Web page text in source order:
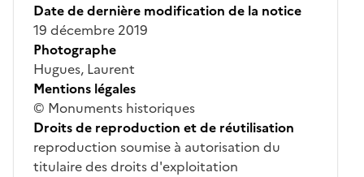
Date de dernière modification de la notice
19 décembre 2019
Photographe
Hugues, Laurent
Mentions légales
© Monuments historiques
Droits de reproduction et de réutilisation
reproduction soumise à autorisation du
titulaire des droits d'exploitation